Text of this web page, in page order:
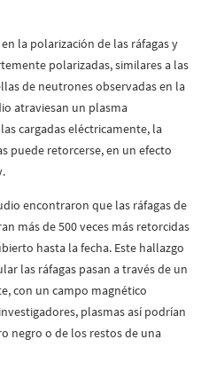
la polarización de las ráfagas y
polarizadas, similares a las
de neutrones observadas en la
atraviesan un plasma
cargadas eléctricamente, la
puede retorcerse, en un efecto
encontraron que las ráfagas de
más de 500 veces más retorcidas
hasta la fecha. Este hallazgo
las ráfagas pasan a través de un
con un campo magnético
plasmas así podrían
negro o de los restos de una